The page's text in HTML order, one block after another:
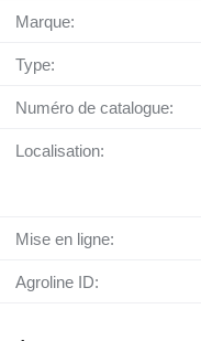
Marque:
Type:
Numéro de catalogue:
Localisation:
Mise en ligne:
Agroline ID: